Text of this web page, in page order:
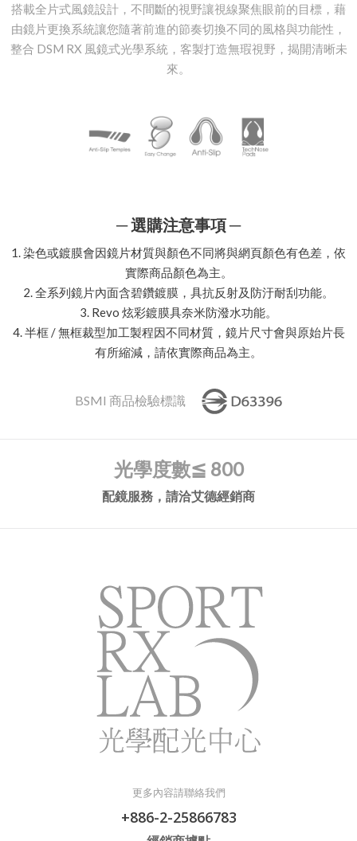
搭載全片式風鏡設計，不間斷的視野讓視線聚焦眼前的目標，藉
由鏡片更換系統讓您隨著前進的節奏切換不同的風格與功能性，
整合 DSM RX 風鏡式光學系統，客製打造無瑕視野，揭開清晰未
來。
─ 選購注意事項 ─
1. 染色或鍍膜會因鏡片材質與顏色不同將與網頁顏色有色差，依
實際商品顏色為主。
2. 全系列鏡片內面含碧鑽鍍膜，具抗反射及防汙耐刮功能。
3. Revo 炫彩鍍膜具奈米防潑水功能。
4. 半框 / 無框裁型加工製程因不同材質，鏡片尺寸會與原始片長
有所縮減，請依實際商品為主。
BSMI 商品檢驗標識
光學度數≦ 800
配鏡服務，請洽艾德經銷商
更多內容請聯絡我們
+886-2-25866783